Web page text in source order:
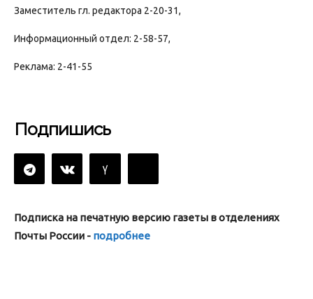
Заместитель гл. редактора 2-20-31,
Информационный отдел: 2-58-57,
Реклама: 2-41-55
Подпишись
Подписка на печатную версию газеты в отделениях
Почты России - подробнее